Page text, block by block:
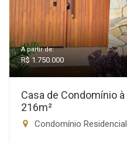
A partir de:
R$ 1.750.000
Casa de Condomínio
216m²
Condomínio